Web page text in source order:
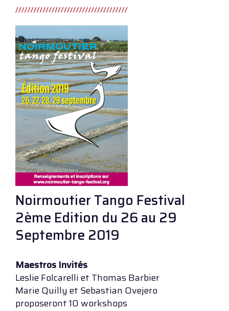
Noirmoutier Tango Festival
2ème Edition du 26 au 29
Septembre 2019
Maestros Invités
Leslie Folcarelli et Thomas Barbier
Marie Quilly et Sebastian Ovejero
proposeront 10 workshops